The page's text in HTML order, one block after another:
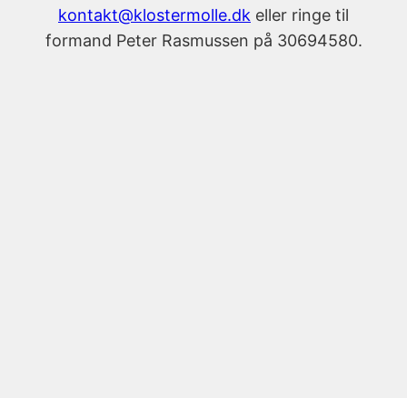
kontakt@klostermolle.dk eller ringe til
formand Peter Rasmussen på 30694580.